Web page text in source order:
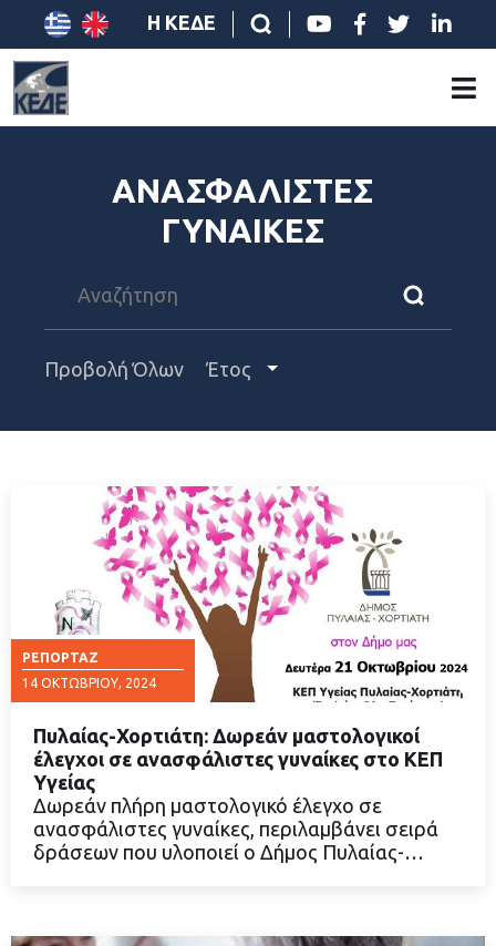
Η ΚΕΔΕ
ΑΝΑΣΦΑΛΙΣΤΕΣ
ΓΥΝΑΙΚΕΣ
Προβολή Όλων Έτος
ΡΕΠΟΡΤΆΖ
14 ΟΚΤΩΒΡΊΟΥ, 2024
ΔΙΑΒΑΣΤΕ ΠΕΡΙΣΣΟΤΕΡΑ
Πυλαίας-Χορτιάτη: Δωρεάν μαστολογικοί
έλεγχοι σε ανασφάλιστες γυναίκες στο ΚΕΠ
Υγείας
Δωρεάν πλήρη μαστολογικό έλεγχο σε
ανασφάλιστες γυναίκες, περιλαμβάνει σειρά
δράσεων που υλοποιεί ο Δήμος Πυλαίας-…